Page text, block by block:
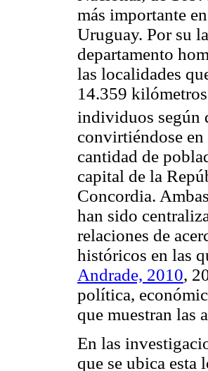
más importante
Uruguay. Por su
departamento
las localidades
14.359
individuos según
convirtiéndose
cantidad de
capital de la
Concordia.
han sido
relaciones de
históricos en las
Andrade, 2010,
política,
que muestran las
En las
que se ubica